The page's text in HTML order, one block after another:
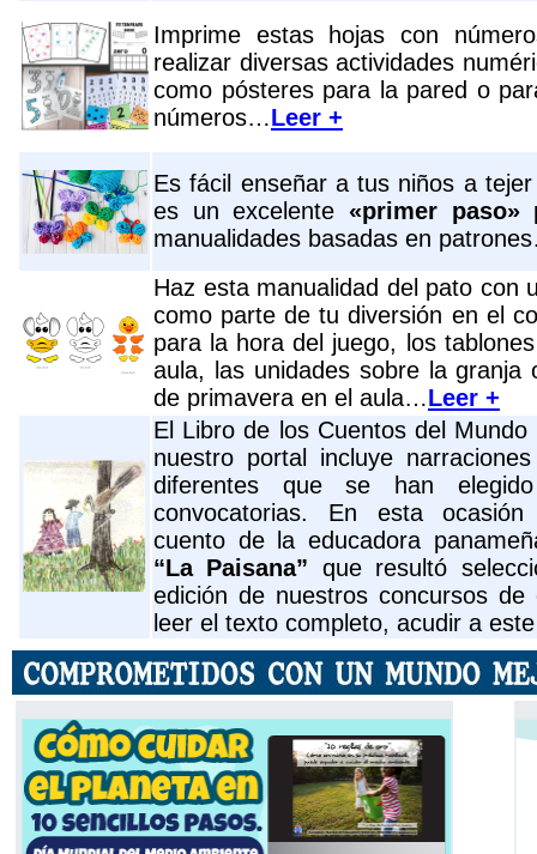
Imprime estas hojas con
realizar diversas actividades
como pósteres para la pared o
números…Leer +
Es fácil enseñar a tus niños a
es un excelente «primer paso»
manualidades basadas en
Haz esta manualidad del pato con
como parte de tu diversión en el
para la hora del juego, los
aula, las unidades sobre la granja
de primavera en el aula…Leer +
El Libro de los Cuentos del
nuestro portal incluye
diferentes que se han
convocatorias. En esta
cuento de la educadora
“La Paisana” que resultó
edición de nuestros concursos
leer el texto completo, acudir a este